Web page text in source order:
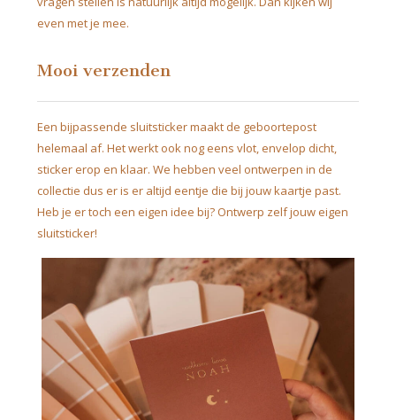
even met je mee.
Mooi verzenden
Een bijpassende sluitsticker maakt de geboortepost
helemaal af. Het werkt ook nog eens vlot, envelop dicht,
sticker erop en klaar. We hebben veel ontwerpen in de
collectie dus er is er altijd eentje die bij jouw kaartje past.
Heb je er toch een eigen idee bij? Ontwerp zelf jouw eigen
sluitsticker!